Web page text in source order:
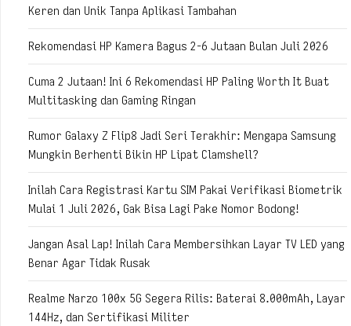
Keren dan Unik Tanpa Aplikasi Tambahan
Rekomendasi HP Kamera Bagus 2-6 Jutaan Bulan Juli 2026
Cuma 2 Jutaan! Ini 6 Rekomendasi HP Paling Worth It Buat
Multitasking dan Gaming Ringan
Rumor Galaxy Z Flip8 Jadi Seri Terakhir: Mengapa Samsung
Mungkin Berhenti Bikin HP Lipat Clamshell?
Inilah Cara Registrasi Kartu SIM Pakai Verifikasi Biometrik
Mulai 1 Juli 2026, Gak Bisa Lagi Pake Nomor Bodong!
Jangan Asal Lap! Inilah Cara Membersihkan Layar TV LED yang
Benar Agar Tidak Rusak
Realme Narzo 100x 5G Segera Rilis: Baterai 8.000mAh, Layar
144Hz, dan Sertifikasi Militer